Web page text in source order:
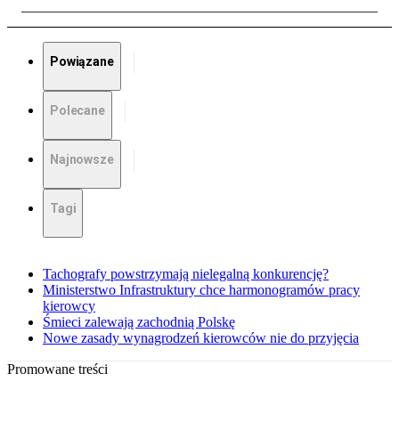
Powiązane
Polecane
Najnowsze
Tagi
Tachografy powstrzymają nielegalną konkurencję?
Ministerstwo Infrastruktury chce harmonogramów pracy
kierowcy
Śmieci zalewają zachodnią Polskę
Nowe zasady wynagrodzeń kierowców nie do przyjęcia
Promowane treści